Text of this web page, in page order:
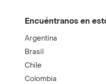
Encuéntranos en
Argentina
Brasil
Chile
Colombia